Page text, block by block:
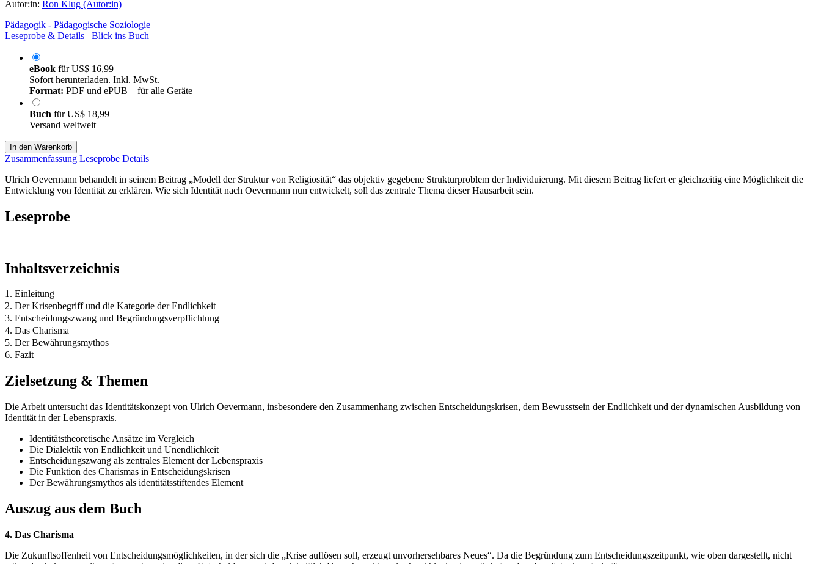
Autor:in: Ron Klug (Autor:in)
Pädagogik - Pädagogische Soziologie
Leseprobe & Details
Blick ins Buch
eBook fürUS$ 16,99
Sofort herunterladen. Inkl. MwSt.
Format: PDF und ePUB – für alle Geräte
Buch fürUS$ 18,99
Versand weltweit
In den Warenkorb
Zusammenfassung Leseprobe Details
Ulrich Oevermann behandelt in seinem Beitrag „Modell der Struktur von Religiosität“ das objektiv gegebene Strukturproblem der Individuierung. Mit diesem Beitrag liefert er gleichzeitig eine Möglichkeit die
Entwicklung von Identität zu erklären. Wie sich Identität nach Oevermann nun entwickelt, soll das zentrale Thema dieser Hausarbeit sein.
Leseprobe
Inhaltsverzeichnis
1. Einleitung
2. Der Krisenbegriff und die Kategorie der Endlichkeit
3. Entscheidungszwang und Begründungsverpflichtung
4. Das Charisma
5. Der Bewährungsmythos
6. Fazit
Zielsetzung & Themen
Die Arbeit untersucht das Identitätskonzept von Ulrich Oevermann, insbesondere den Zusammenhang zwischen Entscheidungskrisen, dem Bewusstsein der Endlichkeit und der dynamischen Ausbildung von
Identität in der Lebenspraxis.
Identitätstheoretische Ansätze im Vergleich
Die Dialektik von Endlichkeit und Unendlichkeit
Entscheidungszwang als zentrales Element der Lebenspraxis
Die Funktion des Charismas in Entscheidungskrisen
Der Bewährungsmythos als identitätsstiftendes Element
Auszug aus dem Buch
4. Das Charisma
Die Zukunftsoffenheit von Entscheidungsmöglichkeiten, in der sich die „Krise auflösen soll, erzeugt unvorhersehbares Neues“. Da die Begründung zum Entscheidungszeitpunkt, wie oben dargestellt, nicht